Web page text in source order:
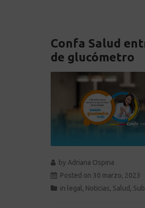
Confa Salud
de glucómetro
byAdriana Ospina
Posted on 30 marzo, 2023
in legal, Noticias, Salud,